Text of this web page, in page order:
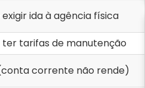
exigir ida à agência física
ter tarifas de manutenção
corrente não rende)